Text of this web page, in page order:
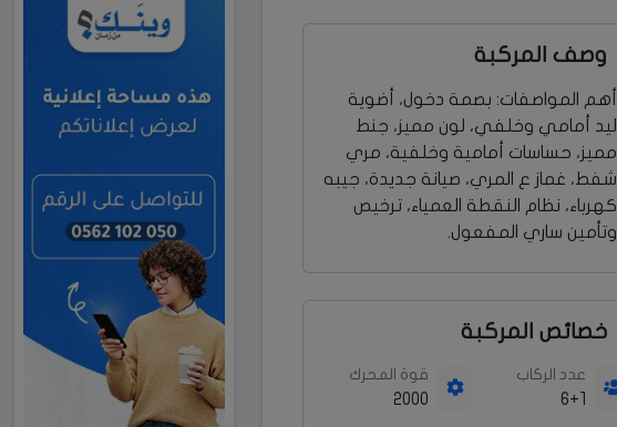
وصف المركبة
أهم المواصفات: بصمة دخول، أضوية
ليد أمامي وخلفي، لون مميز، جنط
مميز، حساسات أمامية وخلفية، مري
شفط، غماز ع المري، صيانة جديدة، جيبه
كهرباء، نظام النقطة العمياء، ترخيص
وتأمين ساري المفعول.
خصائص المركبة
عدد الركاب
6+1
قوة المحرك
2000